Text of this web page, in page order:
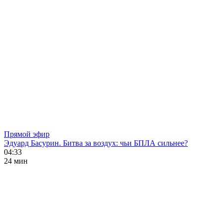
Прямой эфир
Эдуард Басурин. Битва за воздух: чьи БПЛА сильнее?
04:33
24 мин